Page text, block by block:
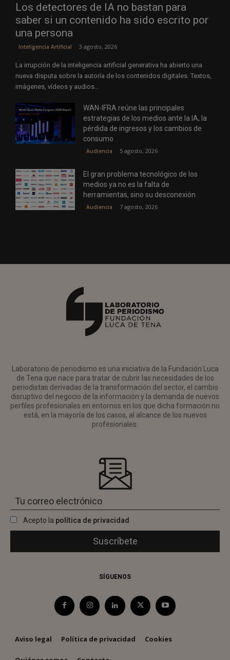
Los detectores de IA no bastan para
saber si un contenido ha sido escrito por
una persona
Inteligencia Artificial 3 agosto, 2026
La irrupción de la inteligencia artificial generativa ha abierto una
nueva disputa sobre la autoría de los contenidos digitales. Textos,
imágenes, vídeos y audios...
WAN-IFRA reúne las principales
estrategias de los medios ante la IA, la
pérdida de ingresos y los cambios de
consumo
Audiencia 5 agosto, 2026
El gran problema tecnológico de los
medios ya no es la falta de
herramientas, sino su desconexión
Audiencia 7 agosto, 2026
Laboratorio de periodismo es una iniciativa de la Fundación Luca
de Tena que nace para tratar de cubrir las necesidades de los
periodistas derivadas de la transformación del sector, el cambio
disruptivo del negocio de la información y la demanda de nuevos
perfiles profesionales en entornos en los que dicha formación no
está, en la mayoría de los casos, al alcance de los nuevos
profesionales.
Acepto la política de privacidad
SÍGUENOS
Aviso legal Política de privacidad Cookies